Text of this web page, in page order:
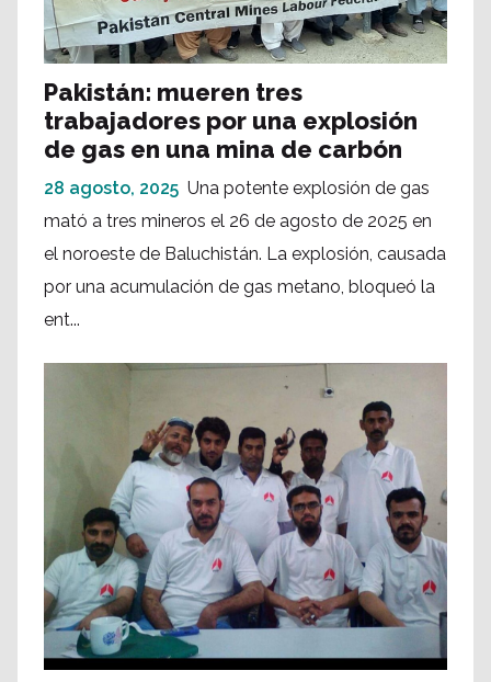
Pakistán: mueren tres
trabajadores por una explosión
de gas en una mina de carbón
28 agosto, 2025 Una potente explosión de gas
mató a tres mineros el 26 de agosto de 2025 en
el noroeste de Baluchistán. La explosión, causada
por una acumulación de gas metano, bloqueó la
ent...